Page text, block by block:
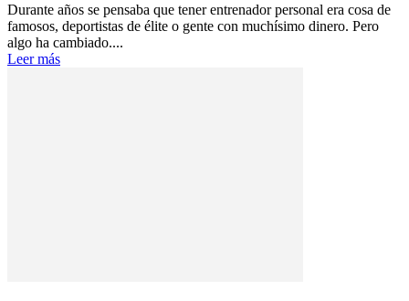
Durante años se pensaba que tener entrenador personal era cosa de
famosos, deportistas de élite o gente con muchísimo dinero. Pero
algo ha cambiado....
Leer más